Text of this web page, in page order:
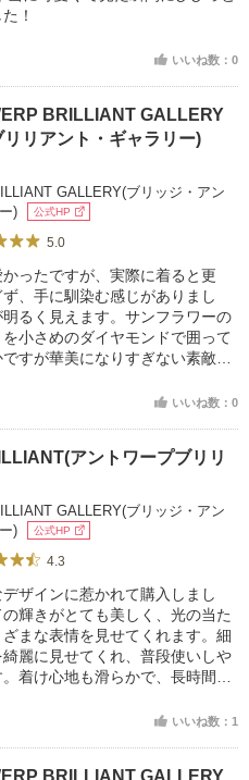
！
いいね数：0
BRILLIANT GALLERY
リアント・ギャラリー)
GALLERY(ブリッジ・アン
)
公式HP
5.0
ったですが、実際に着ると更
、手に馴染む感じがありまし
るく見えます。サンフラワーの
小さめのダイヤモンドで囲って
すが華美になりすぎない素敵な
いいね数：0
アントワープブリリ
GALLERY(ブリッジ・アン
)
公式HP
4.3
ザインに惹かれて購入しまし
輝きがとても美しく、光の当た
まな表情を見せてくれます。細
麗に見せてくれ、普段使いしや
着け心地も滑らかで、長時間つ
に出会えて本当に良かったで
いいね数：1